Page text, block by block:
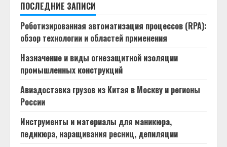
ПОСЛЕДНИЕ ЗАПИСИ
Роботизированная автоматизация процессов (RPA):
обзор технологии и областей применения
Назначение и виды огнезащитной изоляции
промышленных конструкций
Авиадоставка грузов из Китая в Москву и регионы
России
Инструменты и материалы для маникюра,
педикюра, наращивания ресниц, депиляции